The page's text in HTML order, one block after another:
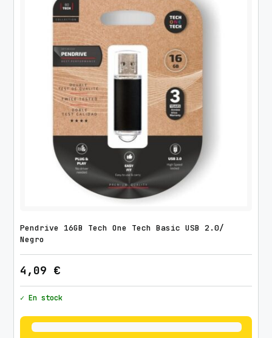
Pendrive 16GB Tech One Tech Basic USB 2.0/
Negro
4,09 €
✓ En stock